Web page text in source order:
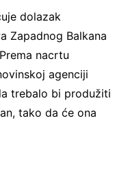
dolazak
Zapadnog Balkana
nacrtu
agenciji
trebalo bi produžiti
tako da će ona